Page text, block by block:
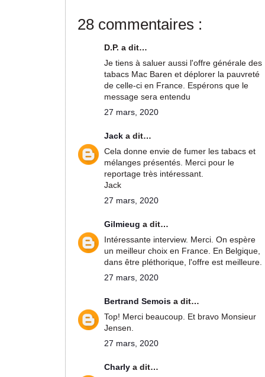
28 commentaires :
D.P. a dit…
Je tiens à saluer aussi l'offre générale des
tabacs Mac Baren et déplorer la pauvreté
de celle-ci en France. Espérons que le
message sera entendu
27 mars, 2020
Jack a dit…
Cela donne envie de fumer les tabacs et
mélanges présentés. Merci pour le
reportage très intéressant.
Jack
27 mars, 2020
Gilmieug a dit…
Intéressante interview. Merci. On espère
un meilleur choix en France. En Belgique,
dans être pléthorique, l'offre est meilleure.
27 mars, 2020
Bertrand Semois a dit…
Top! Merci beaucoup. Et bravo Monsieur
Jensen.
27 mars, 2020
Charly a dit…